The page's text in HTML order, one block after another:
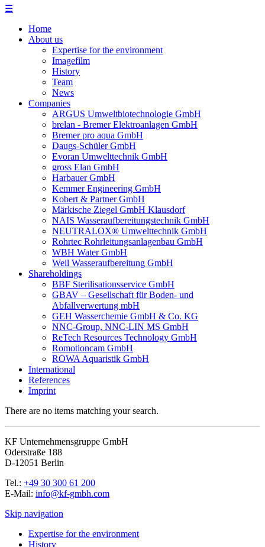
☰
Home
About us
Expertise for the environment
Imagefilm
History
Team
News
Companies
ARGUS Umweltbiotechnologie GmbH
brelan - Bremer Elektroanlagen GmbH
Bremer pro aqua GmbH
Daugs-Schüler GmbH
Evoran Umwelt­technik GmbH
gross Elan GmbH
Harbauer GmbH
Kemmer Engineering GmbH
Kobert & Partner GmbH
Märkische Ziegel GmbH Klausdorf
NAIS Wasseraufbereitungstechnik GmbH
NEUTRALOX® Umwelttechnik GmbH
Rohrtec Rohrleitungsanlagenbau GmbH
WBH Water GmbH
Weil Wasseraufbereitung GmbH
Shareholdings
BBF Sterilisationsservice GmbH
GBAV – Gesellschaft für Boden- und
Abfallverwertung mbH
GEH Wasserchemie GmbH & Co. KG
NNC-Group, NNC-LIN MS GmbH
ReTech Resources Technology GmbH
Romotioncam GmbH
ROWA Aquaristik GmbH
International
References
Imprint
There are no items matching your search.
KF Unternehmensgruppe GmbH
Oderstraße 188
D-12051 Berlin
Tel.: +49 30 300 61 200
E-Mail: info@kf-gmbh.com
Skip navigation
Expertise for the environment
History